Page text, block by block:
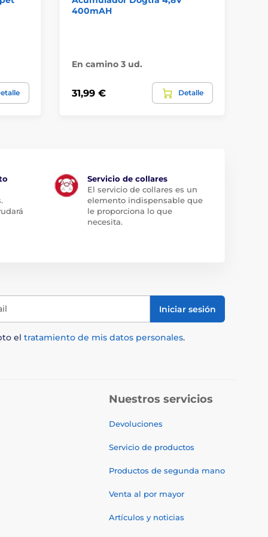
400mAH
En camino 3 ud.
31,99 € Detalle
Servicio de collares
El servicio de collares es un
elemento indispensable que
le proporciona lo que
necesita.
Iniciar sesión
el tratamiento de mis datos personales.
Nuestros servicios
Devoluciones
Servicio de productos
Productos de segunda mano
Venta al por mayor
Artículos y noticias